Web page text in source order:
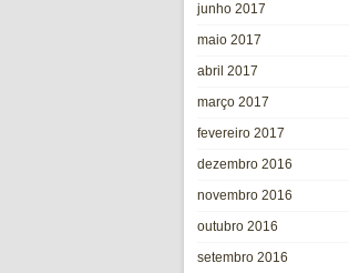
junho 2017
maio 2017
abril 2017
março 2017
fevereiro 2017
dezembro 2016
novembro 2016
outubro 2016
setembro 2016